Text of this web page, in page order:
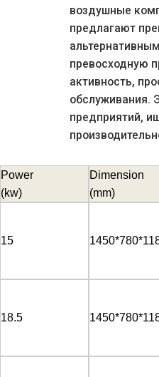
воздушные
предлагают
превосходную
активность,
обслуживания.
предприятий,
Power
(kw)
Dimension
(mm)
15
18.5